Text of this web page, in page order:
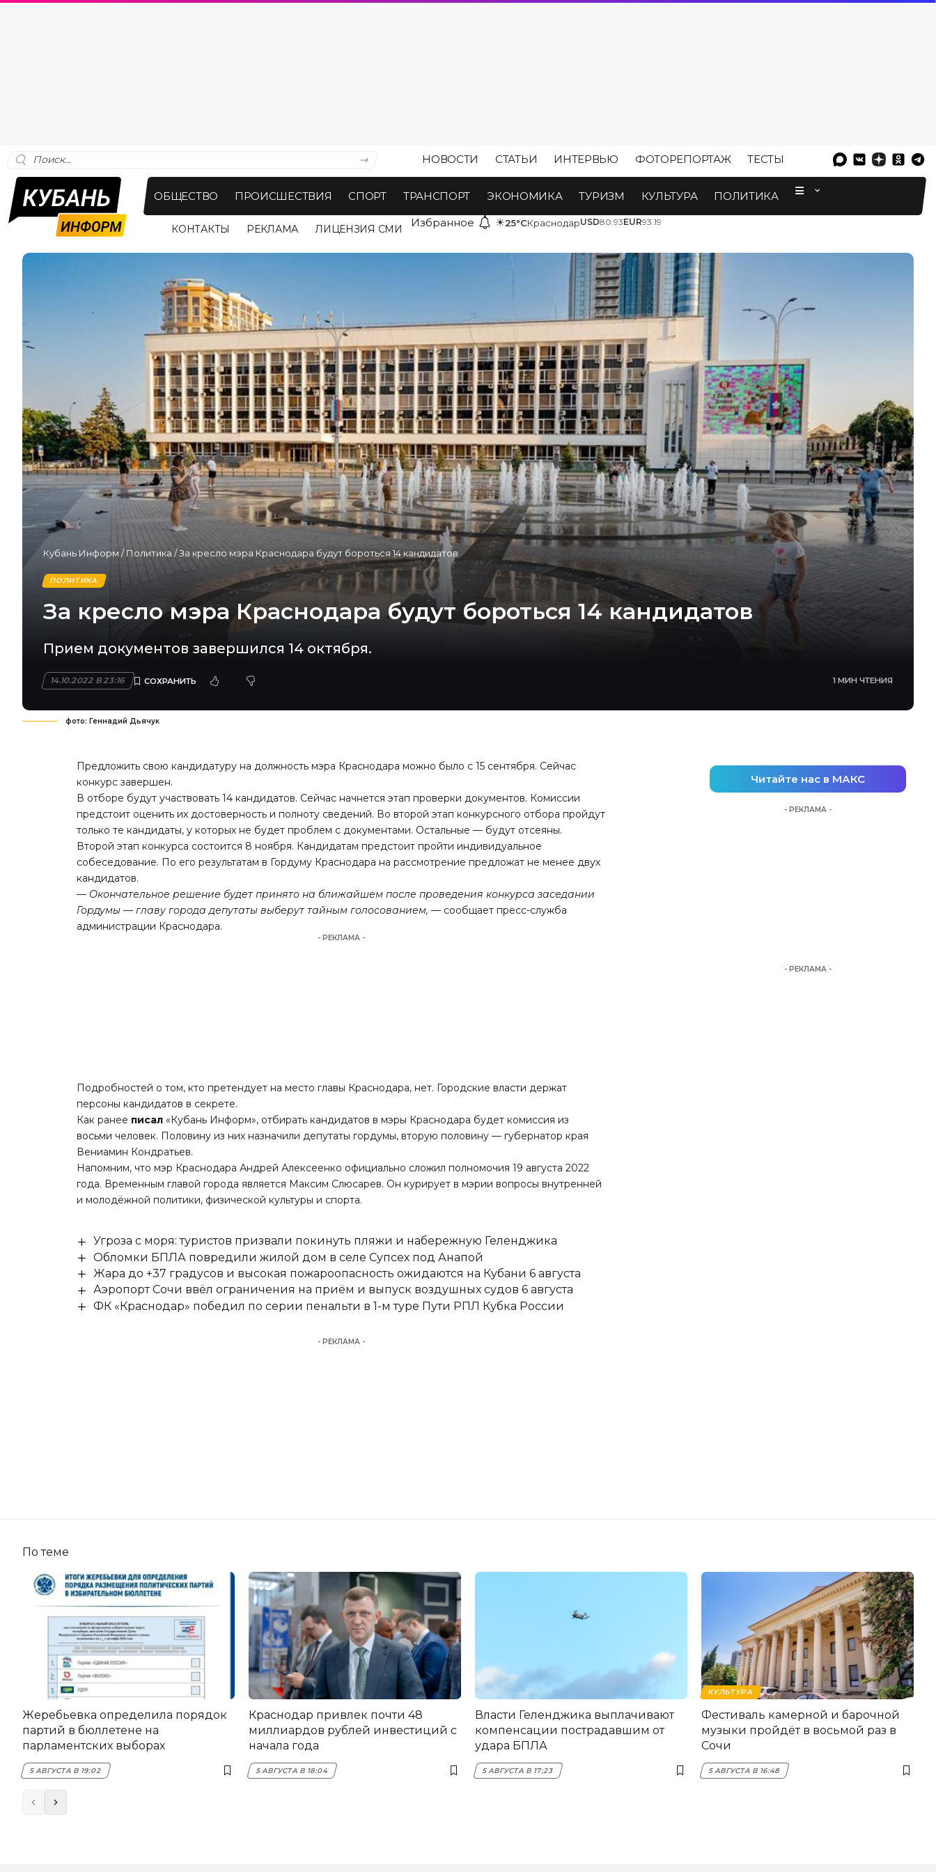
НОВОСТИ СТАТЬИ ИНТЕРВЬЮ ФОТОРЕПОРТАЖ ТЕСТЫ
ОБЩЕСТВО ПРОИСШЕСТВИЯ СПОРТ ТРАНСПОРТ ЭКОНОМИКА ТУРИЗМ КУЛЬТУРА ПОЛИТИКА
КОНТАКТЫ РЕКЛАМА ЛИЦЕНЗИЯ СМИ Избранное ☀25°CКраснодарUSD80.93EUR93.19
Кубань Информ /Политика/За кресло мэра Краснодара будут бороться 14 кандидатов
ПОЛИТИКА
За кресло мэра Краснодара будут бороться 14 кандидатов
Прием документов завершился 14 октября.
14.10.2022 В 23:16 1 МИН ЧТЕНИЯ
фото: Геннадий Дьячук
Предложить свою кандидатуру на должность мэра Краснодара можно было с 15 сентября. Сейчас
конкурс завершен.
В отборе будут участвовать 14 кандидатов. Сейчас начнется этап проверки документов. Комиссии
предстоит оценить их достоверность и полноту сведений. Во второй этап конкурсного отбора пройдут
только те кандидаты, у которых не будет проблем с документами. Остальные — будут отсеяны.
Второй этап конкурса состоится 8 ноября. Кандидатам предстоит пройти индивидуальное
собеседование. По его результатам в Гордуму Краснодара на рассмотрение предложат не менее двух
кандидатов.
— Окончательное решение будет принято на ближайшем после проведения конкурса заседании
Гордумы — главу города депутаты выберут тайным голосованием, — сообщает пресс-служба
администрации Краснодара.
- РЕКЛАМА -
Подробностей о том, кто претендует на место главы Краснодара, нет. Городские власти держат
персоны кандидатов в секрете.
Как ранее писал «Кубань Информ», отбирать кандидатов в мэры Краснодара будет комиссия из
восьми человек. Половину из них назначили депутаты гордумы, вторую половину — губернатор края
Вениамин Кондратьев.
Напомним, что мэр Краснодара Андрей Алексеенко официально сложил полномочия 19 августа 2022
года. Временным главой города является Максим Слюсарев. Он курирует в мэрии вопросы внутренней
и молодёжной политики, физической культуры и спорта.
Угроза с моря: туристов призвали покинуть пляжи и набережную Геленджика
Обломки БПЛА повредили жилой дом в селе Супсех под Анапой
Жара до +37 градусов и высокая пожароопасность ожидаются на Кубани 6 августа
Аэропорт Сочи ввёл ограничения на приём и выпуск воздушных судов 6 августа
ФК «Краснодар» победил по серии пенальти в 1-м туре Пути РПЛ Кубка России
- РЕКЛАМА -
Читайте нас в МАКС
- РЕКЛАМА -
- РЕКЛАМА -
По теме
Жеребьевка определила порядок
партий в бюллетене на
парламентских выборах
5 АВГУСТА В 19:02
Краснодар привлек почти 48
миллиардов рублей инвестиций с
начала года
5 АВГУСТА В 18:04
Власти Геленджика выплачивают
компенсации пострадавшим от
удара БПЛА
5 АВГУСТА В 17:23
КУЛЬТУРА
Фестиваль камерной и барочной
музыки пройдёт в восьмой раз в
Сочи
5 АВГУСТА В 16:48